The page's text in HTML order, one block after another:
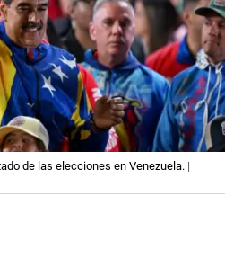
de las elecciones en Venezuela. |